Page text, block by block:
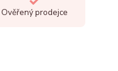
Ověřený prodejce